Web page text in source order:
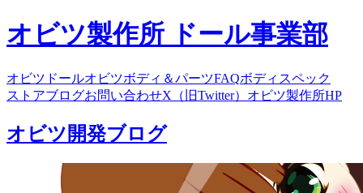
オビツ製作所 ドール事業部
オビツドールオビツボディ＆パーツFAQボディスペック
ストアブログお問い合わせX（旧Twitter） オビツ製作所HP
オビツ開発ブログ